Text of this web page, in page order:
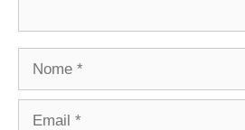
Nome
Email